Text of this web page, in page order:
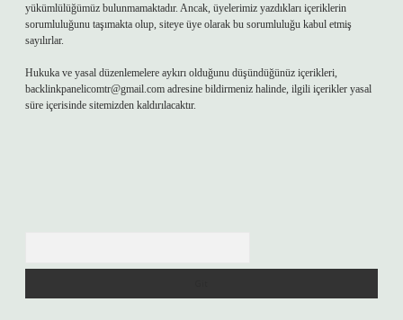
yükümlülüğümüz bulunmamaktadır. Ancak, üyelerimiz yazdıkları içeriklerin
sorumluluğunu taşımakta olup, siteye üye olarak bu sorumluluğu kabul etmiş
sayılırlar.
Hukuka ve yasal düzenlemelere aykırı olduğunu düşündüğünüz içerikleri,
backlinkpanelicomtr@gmail.com adresine bildirmeniz halinde, ilgili içerikler yasal
süre içerisinde sitemizden kaldırılacaktır.